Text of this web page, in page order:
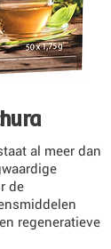
al meer dan
de
regeneratieve